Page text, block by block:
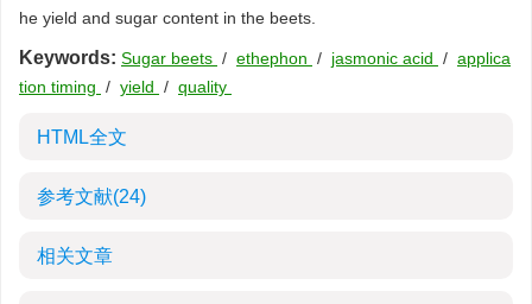
he yield and sugar content in the beets.
Keywords: Sugar beets / ethephon / jasmonic acid / applica
tion timing / yield / quality
HTML全文
参考文献(24)
相关文章